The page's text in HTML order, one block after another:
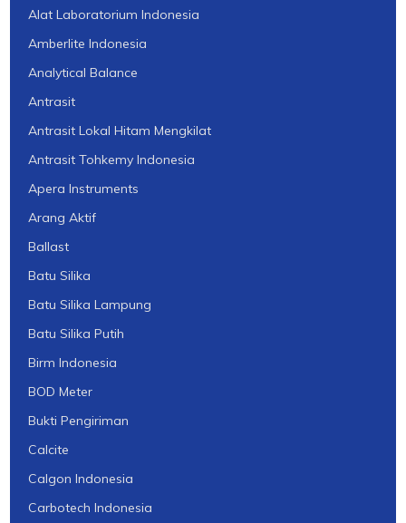
Alat Laboratorium Indonesia
Amberlite Indonesia
Analytical Balance
Antrasit
Antrasit Lokal Hitam Mengkilat
Antrasit Tohkemy Indonesia
Apera Instruments
Arang Aktif
Ballast
Batu Silika
Batu Silika Lampung
Batu Silika Putih
Birm Indonesia
BOD Meter
Bukti Pengiriman
Calcite
Calgon Indonesia
Carbotech Indonesia